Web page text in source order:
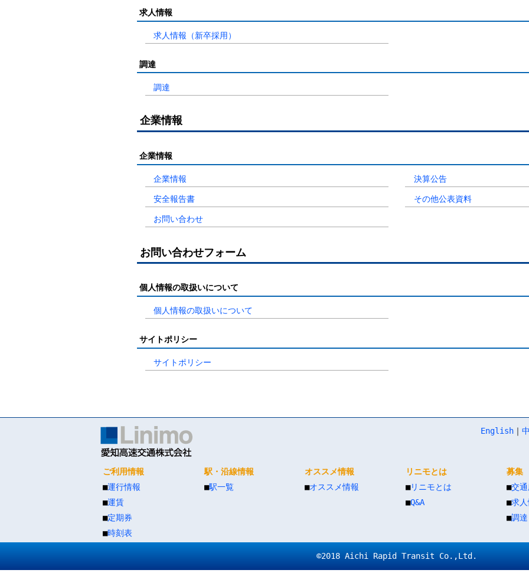
求人情報
求人情報（新卒採用）
調達
調達
企業情報
企業情報
企業情報 決算公告
安全報告書 その他公表資料
お問い合わせ
お問い合わせフォーム
個人情報の取扱いについて
個人情報の取扱いについて
サイトポリシー
サイトポリシー
English｜
ご利用情報
■運行情報
■運賃
■定期券
■時刻表
駅・沿線情報
■駅一覧
オススメ情報
■オススメ情報
リニモとは
■リニモとは
■Q&A
募集
■交
■求
■調達
©2018 Aichi Rapid Transit Co.,Ltd.